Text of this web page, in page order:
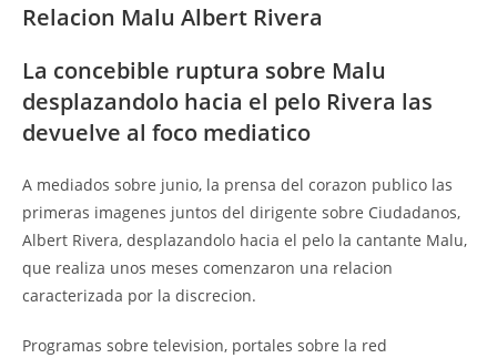
Relacion Malu Albert Rivera
La concebible ruptura sobre Malu
desplazandolo hacia el pelo Rivera las
devuelve al foco mediatico
A mediados sobre junio, la prensa del corazon publico las
primeras imagenes juntos del dirigente sobre Ciudadanos,
Albert Rivera, desplazandolo hacia el pelo la cantante Malu,
que realiza unos meses comenzaron una relacion
caracterizada por la discrecion.
Programas sobre television, portales sobre la red